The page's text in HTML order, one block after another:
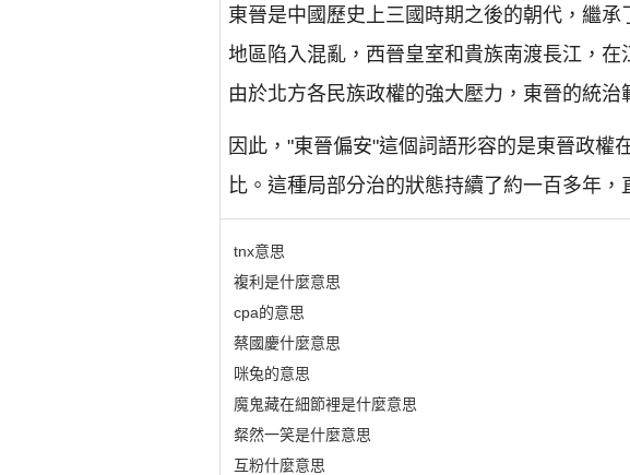
東晉是中國歷史上三國時期之後的朝代，繼
地區陷入混亂，西晉皇室和貴族南渡長江，
由於北方各民族政權的強大壓力，東晉的統
因此，"東晉偏安"這個詞語形容的是東晉政權
比。這種局部分治的狀態持續了約一百多年
tnx意思
複利是什麼意思
cpa的意思
蔡國慶什麼意思
咪兔的意思
魔鬼藏在細節裡是什麼意思
粲然一笑是什麼意思
互粉什麼意思